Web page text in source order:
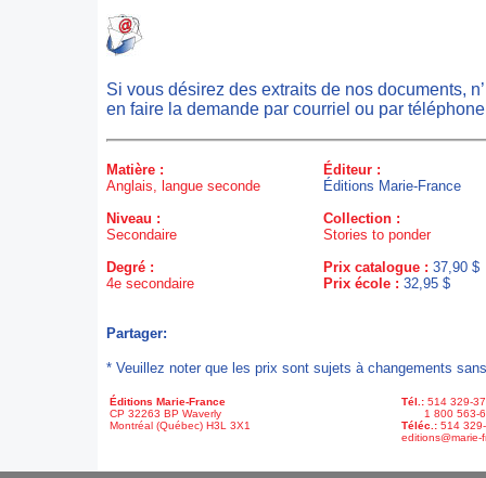
Si vous désirez des extraits de nos documents,
en faire la demande par courriel ou par
Matière :
Anglais, langue seconde
Niveau :
Secondaire
Degré :
4e secondaire
Éditeur :
Éditions Marie-France
Collection :
Stories to ponder
Prix catalogue : 37,90 $
Prix école : 32,95 $
Partager:
* Veuillez noter que les prix sont sujets à changements
Éditions Marie-France
CP 32263 BP Waverly
Montréal (Québec) H3L 3X1
Tél.: 514 329-
1 800 563-
Téléc.: 514
editions@marie-